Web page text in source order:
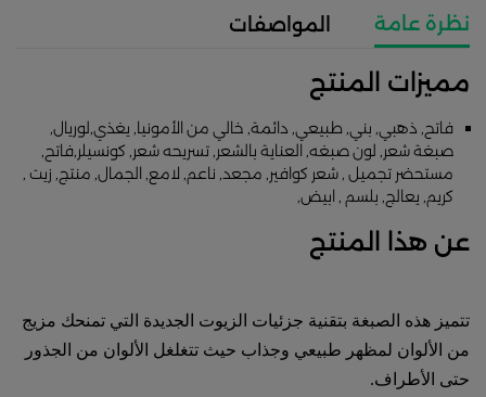
نظرة عامة المواصفات
مميزات المنتج
فاتح, ذهبي, بني, طبيعي, دائمة, خالي من الأمونيا, يغذي,لوريال,
صبغة شعر, لون صبغه, العناية بالشعر, تسريحه شعر, كونسيلر,فاتح,
مستحضر تجميل , شعر كوافير, مجعد, ناعم, لامع, الجمال, منتج, زيت ,
كريم, يعالج, بلسم , ابيض,
عن هذا المنتج
تتميز هذه الصبغة بتقنية جزئيات الزيوت الجديدة التي تمنحك مزيج
من الألوان لمظهر طبيعي وجذاب حيث تتغلغل الألوان من الجذور
حتى الأطراف.